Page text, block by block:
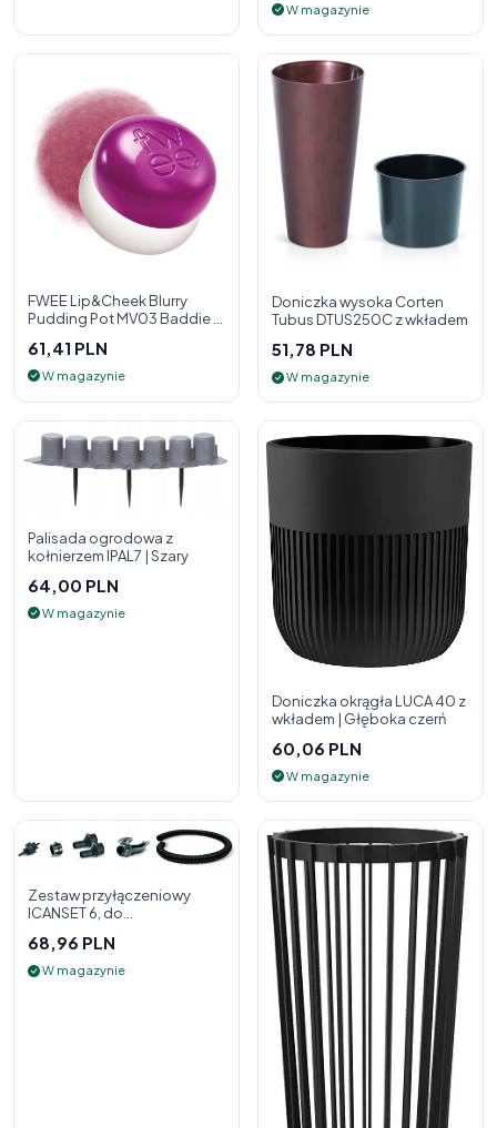
W magazynie
FWEE Lip&Cheek Blurry
Pudding Pot MV03 Baddie 5
policzk
61,41 PLN
W magazynie
Doniczka wysoka Corten
Tubus DTUS250C z wkładem
51,78 PLN
W magazynie
Palisada ogrodowa z
kołnierzem IPAL7 | Szary
64,00 PLN
W magazynie
Doniczka okrągła LUCA 40 z
wkładem | Głęboka czerń
60,06 PLN
W magazynie
Zestaw przyłączeniowy
ICANSET 6, do
68,96 PLN
W magazynie